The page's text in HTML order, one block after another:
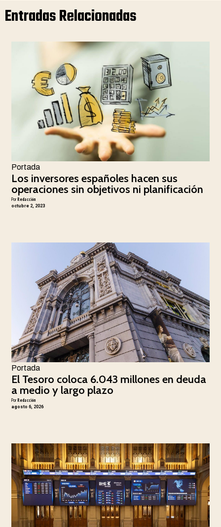
Entradas Relacionadas
Portada
Los inversores españoles hacen sus
operaciones sin objetivos ni planificación
PorRedacción
octubre 2, 2023
Portada
El Tesoro coloca 6.043 millones en deuda
a medio y largo plazo
PorRedacción
agosto 6, 2026